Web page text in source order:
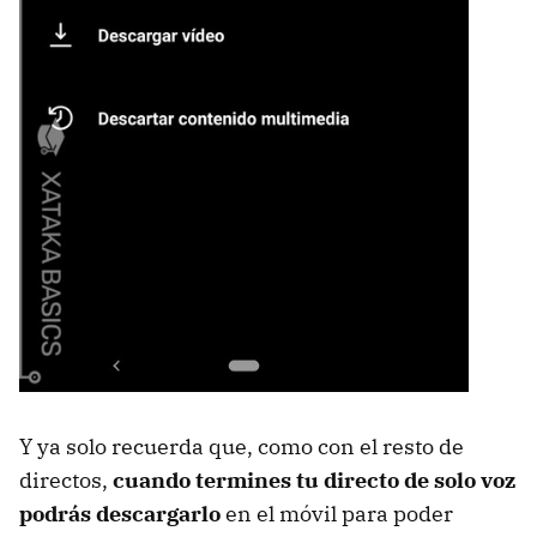
Y ya solo recuerda que, como con el resto de
directos, cuando termines tu directo de solo voz
podrás descargarloen el móvil para poder